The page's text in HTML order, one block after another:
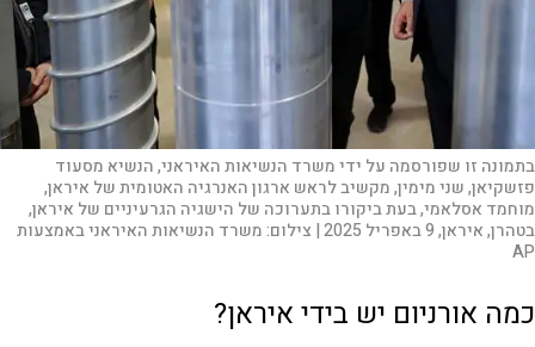
בתמונה זו שפורסמה על ידי משרד הנשיאות האיראני, הנשיא מסעוד
פזשקיאן, שני מימין, מקשיב לראש ארגון האנרגיה האטומית של איראן,
מוחמד אסלאמי, בעת ביקורו בתערוכה של הישגיה הגרעיניים של איראן,
בטהרן, איראן, 9 באפריל 2025 |
צילום:משרד הנשיאות האיראני באמצעות
AP
כמה אורניום יש בידי איראן?